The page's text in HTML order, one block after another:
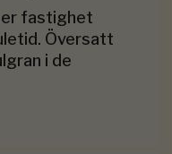
fastighet
Översatt
i de